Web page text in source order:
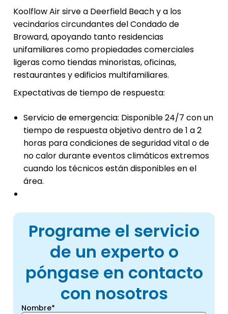
Koolflow Air sirve a Deerfield Beach y a los
vecindarios circundantes del Condado de
Broward, apoyando tanto residencias
unifamiliares como propiedades comerciales
ligeras como tiendas minoristas, oficinas,
restaurantes y edificios multifamiliares.
Expectativas de tiempo de respuesta:
Servicio de emergencia: Disponible 24/7 con un
tiempo de respuesta objetivo dentro de 1 a 2
horas para condiciones de seguridad vital o de
no calor durante eventos climáticos extremos
cuando los técnicos están disponibles en el
área.
Programe el servicio
de un experto o
póngase en contacto
con nosotros
Nombre*